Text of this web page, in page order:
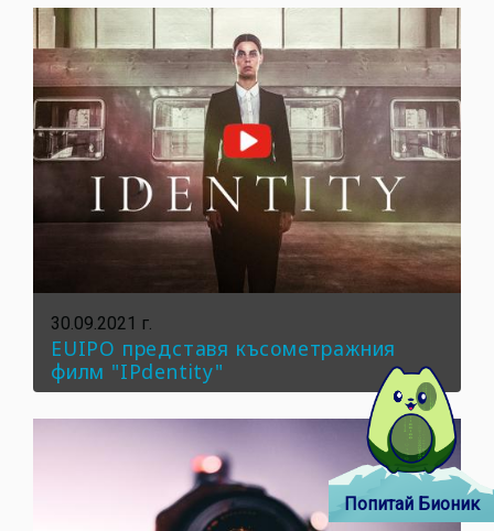
30.09.2021 г.
EUIPO представя късометражния
филм "IPdentity"
Попитай Бионик